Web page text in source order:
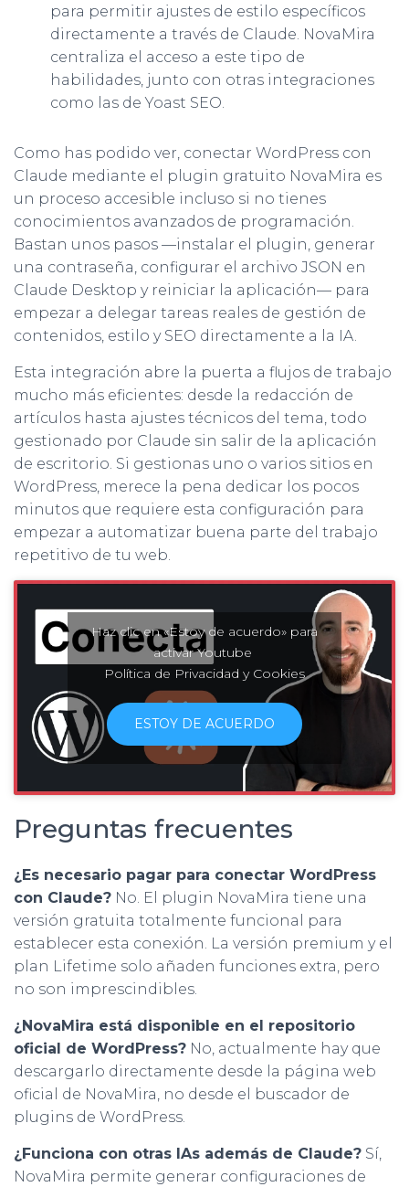
para permitir ajustes de estilo específicos
directamente a través de Claude. NovaMira
centraliza el acceso a este tipo de
habilidades, junto con otras integraciones
como las de Yoast SEO.
Como has podido ver, conectar WordPress con
Claude mediante el plugin gratuito NovaMira es
un proceso accesible incluso si no tienes
conocimientos avanzados de programación.
Bastan unos pasos —instalar el plugin, generar
una contraseña, configurar el archivo JSON en
Claude Desktop y reiniciar la aplicación— para
empezar a delegar tareas reales de gestión de
contenidos, estilo y SEO directamente a la IA.
Esta integración abre la puerta a flujos de trabajo
mucho más eficientes: desde la redacción de
artículos hasta ajustes técnicos del tema, todo
gestionado por Claude sin salir de la aplicación
de escritorio. Si gestionas uno o varios sitios en
WordPress, merece la pena dedicar los pocos
minutos que requiere esta configuración para
empezar a automatizar buena parte del trabajo
repetitivo de tu web.
Haz clic en «Estoy de acuerdo» para
activar Youtube
Política de Privacidad y Cookies
ESTOY DE ACUERDO
Preguntas frecuentes
¿Es necesario pagar para conectar WordPress
con Claude? No. El plugin NovaMira tiene una
versión gratuita totalmente funcional para
establecer esta conexión. La versión premium y el
plan Lifetime solo añaden funciones extra, pero
no son imprescindibles.
¿NovaMira está disponible en el repositorio
oficial de WordPress? No, actualmente hay que
descargarlo directamente desde la página web
oficial de NovaMira, no desde el buscador de
plugins de WordPress.
¿Funciona con otras IAs además de Claude? Sí,
NovaMira permite generar configuraciones de